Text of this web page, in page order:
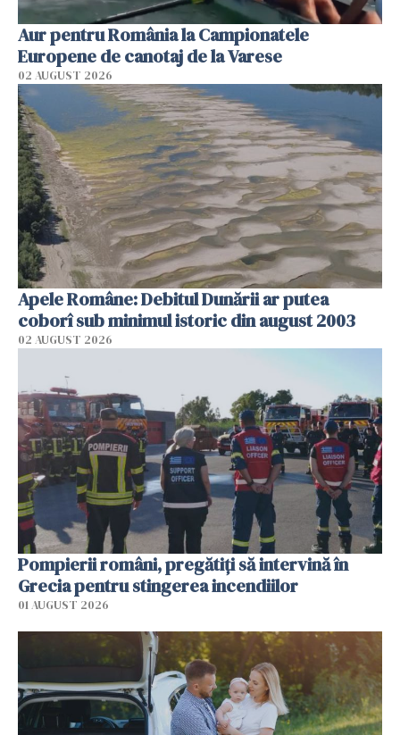
Aur pentru România la Campionatele
Europene de canotaj de la Varese
02 AUGUST 2026
Apele Române: Debitul Dunării ar putea
coborî sub minimul istoric din august 2003
02 AUGUST 2026
Pompierii români, pregătiţi să intervină în
Grecia pentru stingerea incendiilor
01 AUGUST 2026